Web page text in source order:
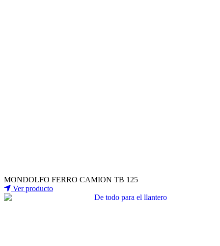
MONDOLFO FERRO CAMION TB 125
Ver producto